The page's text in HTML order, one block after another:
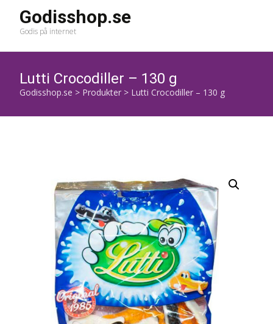
Godisshop.se
Godis på internet
Lutti Crocodiller – 130 g
Godisshop.se > Produkter > Lutti Crocodiller – 130 g